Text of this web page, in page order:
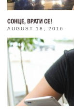
СОНЦЕ, ВРАТИ СЕ!
AUGUST 18, 2016